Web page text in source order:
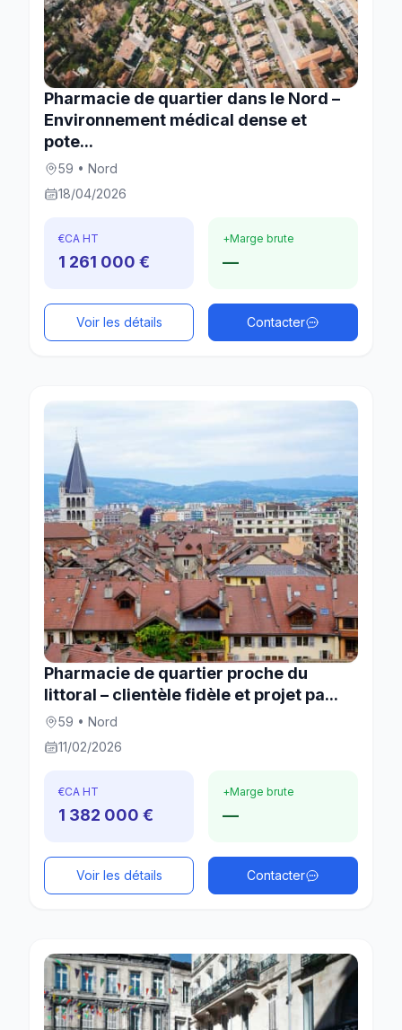
Pharmacie de quartier dans le Nord –
Environnement médical dense et
pote...
59 • Nord
18/04/2026
€CA HT
1 261 000 €
+Marge brute
—
Voir les détails Contacter
Pharmacie de quartier proche du
littoral – clientèle fidèle et projet pa...
59 • Nord
11/02/2026
€CA HT
1 382 000 €
+Marge brute
—
Voir les détails Contacter